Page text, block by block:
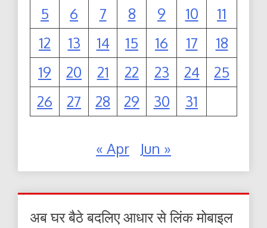
5
6 7 8 9 10
11
12
13 14 15 16 17
18
19
20 21 22 23 24
25
26
27 28 29 30 31
« Apr Jun »
अब घर बैठे बदलिए आधार से लिंक मोबाइल